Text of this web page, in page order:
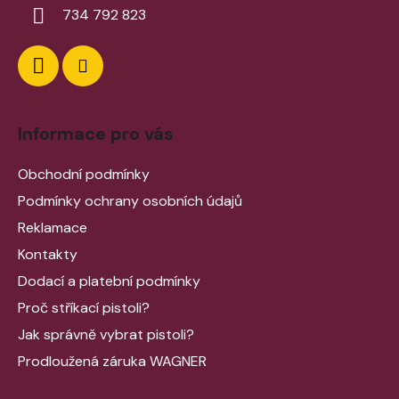
734 792 823
Informace pro vás
Obchodní podmínky
Podmínky ochrany osobních údajů
Reklamace
Kontakty
Dodací a platební podmínky
Proč stříkací pistoli?
Jak správně vybrat pistoli?
Prodloužená záruka WAGNER